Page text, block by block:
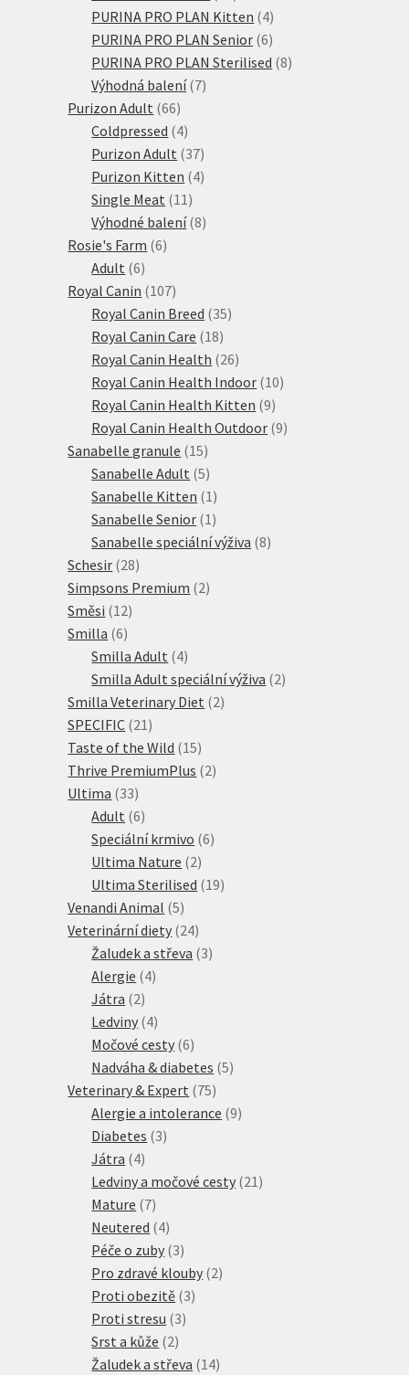
produktů
PURINA PRO PLAN Kitten 44
produkty
PURINA PRO PLAN Senior 66
produktů
PURINA PRO PLAN Sterilised 88
Výhodná balení 77
Purizon Adult 6666
produktů
Coldpressed 44
produkty
Purizon Adult 3737
produktů
Purizon Kitten 44
Single Meat 11 11
produktů
Výhodné balení 88
Rosie's Farm 66
Adult 66
produktů
Royal Canin 107107
produktů
Royal Canin Breed 3535
Royal Canin Care 1818
produktů
Royal Canin Health 2626
produktů
Royal Canin Health Indoor 1010
Royal Canin Health Kitten 99
produktů
Royal Canin Health Outdoor 99
Sanabelle granule 1515
produktů
Sanabelle Adult 55
produktů
Sanabelle Kitten 1 1
produkt
Sanabelle Senior 1 1
produkt
Sanabelle speciální výživa 88
Schesir 2828
produktů
Simpsons Premium 22
Směsi 1212
Smilla 66
produktů
Smilla Adult 44
produkty
Smilla Adult speciální výživa 22
Smilla Veterinary Diet 22
SPECIFIC 21 21
produktů
Taste of the Wild 1515
produktů
Thrive PremiumPlus 22
Ultima 3333
produktů
Adult 66
produktů
Speciální krmivo 66
Ultima Nature 22
produkty
Ultima Sterilised 1919
Venandi Animal 55
produktů
Veterinární diety 2424
produktů
Žaludek a střeva 33
Alergie 44
Játra 22
produkty
Ledviny 44
produkty
Močové cesty 66
produktů
Nadváha & diabetes 55
Veterinary & Expert 7575
produktů
Alergie a intolerance 99
Diabetes 33
Játra 44
produkty
Ledviny a močové cesty 21 21
Mature 77
produktů
Neutered 44
produkty
Péče o zuby 33
produkty
Pro zdravé klouby 22
Proti obezitě 33
Proti stresu 33
Srst a kůže 22
produkty
Žaludek a střeva 1414